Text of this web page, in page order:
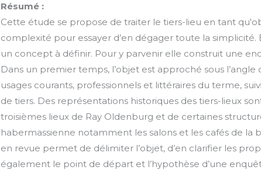
Résumé :
Cette étude se propose de traiter le tiers-lieu en tant
complexité pour essayer d’en dégager toute la
un concept à définir. Pour y parvenir elle construit une
Dans un premier temps, l’objet est approché sous
usages courants, professionnels et littéraires du terme,
de tiers. Des représentations historiques des tiers-lieux
troisièmes lieux de Ray Oldenburg et de certaines
habermassienne notamment les salons et les cafés de la
en revue permet de délimiter l’objet, d’en clarifier les
également le point de départ et l’hypothèse d’une